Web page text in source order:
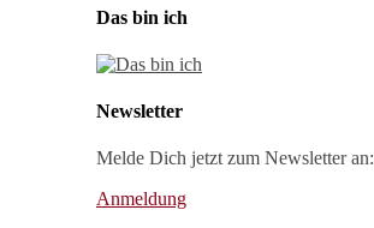
Das bin ich
Newsletter
Melde Dich jetzt zum Newsletter an:
Anmeldung